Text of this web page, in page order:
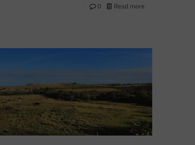
0 Read more